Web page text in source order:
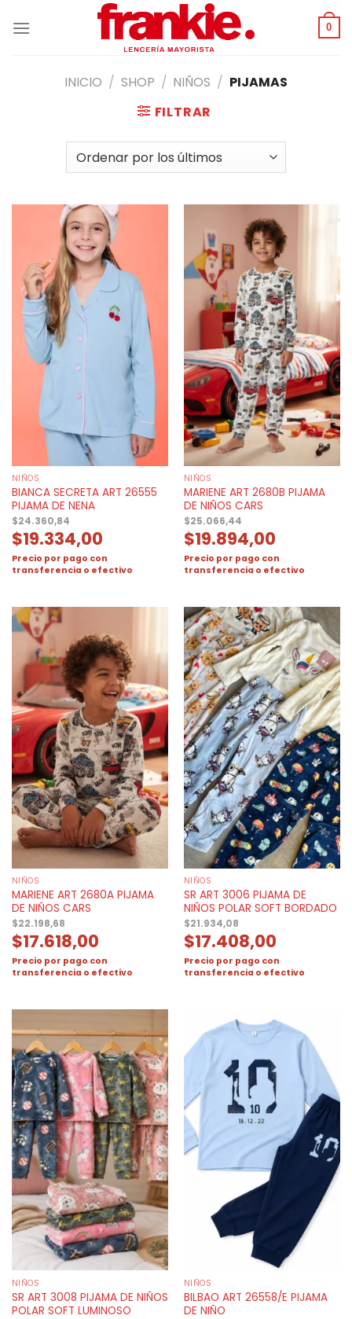
0
INICIO / SHOP / NIÑOS / PIJAMAS
FILTRAR
NIÑOS
BIANCA SECRETA ART 26555
PIJAMA DE NENA
$24.360,84
$19.334,00
Precio por pago con
transferencia o efectivo
NIÑOS
MARIENE ART 2680B PIJAMA
DE NIÑOS CARS
$25.066,44
$19.894,00
Precio por pago con
transferencia o efectivo
NIÑOS
MARIENE ART 2680A PIJAMA
DE NIÑOS CARS
$22.198,68
$17.618,00
Precio por pago con
transferencia o efectivo
NIÑOS
SR ART 3006 PIJAMA DE
NIÑOS POLAR SOFT BORDADO
$21.934,08
$17.408,00
Precio por pago con
transferencia o efectivo
NIÑOS
SR ART 3008 PIJAMA DE NIÑOS
POLAR SOFT LUMINOSO
NIÑOS
BILBAO ART 26558/E PIJAMA
DE NIÑO